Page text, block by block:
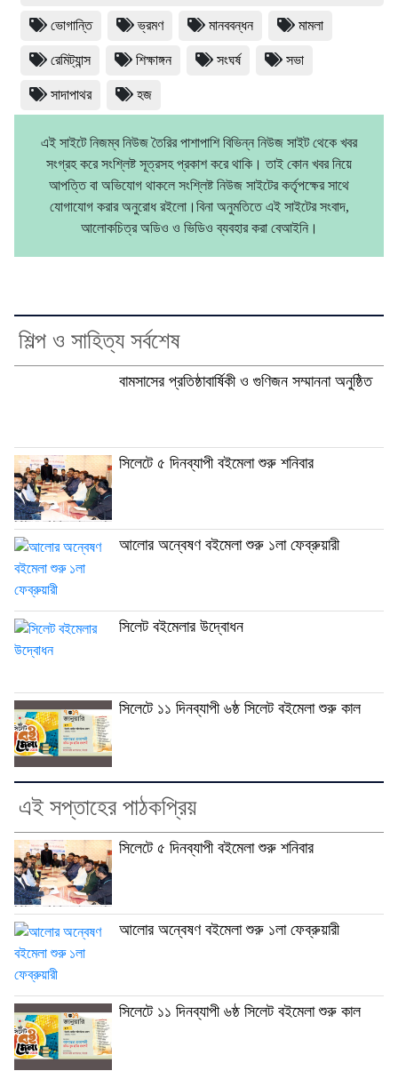
ভোগান্তি ভ্রমণ মানববন্ধন মামলা
রেমিট্যান্স শিক্ষাঙ্গন সংঘর্ষ সভা
সাদাপাথর হজ
এই সাইটে নিজম্ব নিউজ তৈরির পাশাপাশি বিভিন্ন নিউজ সাইট থেকে খবর
সংগ্রহ করে সংশ্লিষ্ট সূত্রসহ প্রকাশ করে থাকি। তাই কোন খবর নিয়ে
আপত্তি বা অভিযোগ থাকলে সংশ্লিষ্ট নিউজ সাইটের কর্তৃপক্ষের সাথে
যোগাযোগ করার অনুরোধ রইলো।বিনা অনুমতিতে এই সাইটের সংবাদ,
আলোকচিত্র অডিও ও ভিডিও ব্যবহার করা বেআইনি।
শিল্প ও সাহিত্য সর্বশেষ
বামসাসের প্রতিষ্ঠাবার্ষিকী ও গুণিজন সম্মাননা অনুষ্ঠিত
সিলেটে ৫ দিনব্যাপী বইমেলা শুরু শনিবার
আলোর অন্বেষণ বইমেলা শুরু ১লা ফেব্রুয়ারী
সিলেট বইমেলার উদ্বোধন
সিলেটে ১১ দিনব্যাপী ৬ষ্ঠ সিলেট বইমেলা শুরু কাল
এই সপ্তাহের পাঠকপ্রিয়
সিলেটে ৫ দিনব্যাপী বইমেলা শুরু শনিবার
আলোর অন্বেষণ বইমেলা শুরু ১লা ফেব্রুয়ারী
সিলেটে ১১ দিনব্যাপী ৬ষ্ঠ সিলেট বইমেলা শুরু কাল